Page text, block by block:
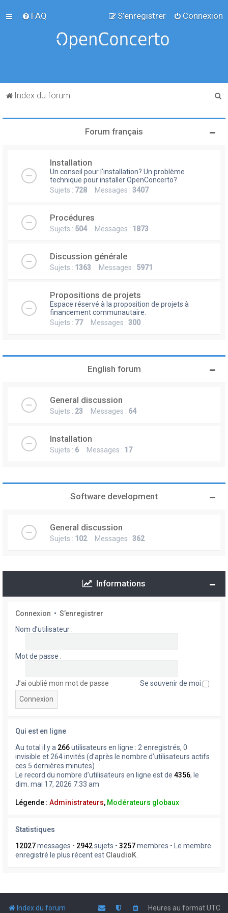
FAQ Connexion
S’enregistrer
Index du forum
Forum français
Installation
Un conseil pour l'installation? Un problème
technique pour installer OpenConcerto?
Sujets : 728 Messages : 3407
Procédures
Sujets : 504Messages : 1873
Discussion générale
Sujets : 1363 Messages : 5971
Propositions de projets
Espace réservé à la proposition de projets à
financement communautaire.
Sujets : 77Messages : 300
English forum
General discussion
Sujets : 23 Messages : 64
Installation
Sujets : 6 Messages : 17
Software development
General discussion
Sujets : 102Messages : 362
Informations
Connexion • S’enregistrer
Nom d’utilisateur :
Mot de passe :
J’ai oublié mon mot de passe Se souvenir de moi
Qui est en ligne
Au total il y a 266utilisateurs en ligne : 2 enregistrés, 0
invisible et 264 invités (d’après le nombre d’utilisateurs actifs
ces 5 dernières minutes)
Le record du nombre d’utilisateurs en ligne est de 4356, le
dim. mai 17, 2026 7:33 am
Légende : Administrateurs, Modérateurs globaux
Statistiques
12027messages • 2942sujets • 3257membres • Le membre
enregistré le plus récent est ClaudioK
Index du forum Heures au formatUTC